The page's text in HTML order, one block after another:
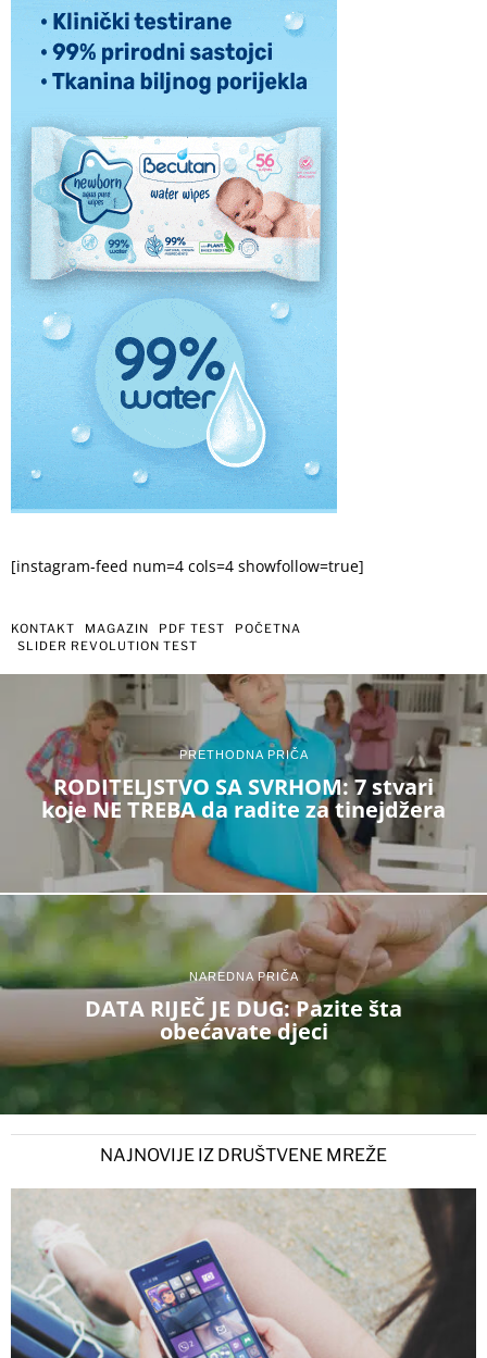
[instagram-feed num=4 cols=4 showfollow=true]
KONTAKT MAGAZIN PDF TEST
POČETNA
SLIDER REVOLUTION TEST
PRETHODNA PRIČA
RODITELJSTVO SA SVRHOM: 7 stvari
koje NE TREBA da radite za tinejdžera
NAREDNA PRIČA
DATA RIJEČ JE DUG: Pazite šta
obećavate djeci
NAJNOVIJE IZ DRUŠTVENE MREŽE